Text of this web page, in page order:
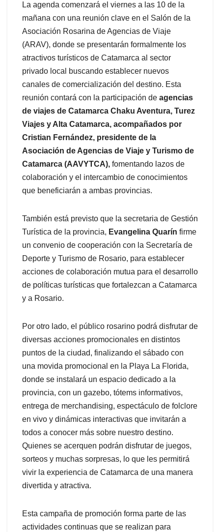
La agenda comenzará el viernes a las 10 de la
mañana con una reunión clave en el Salón de la
Asociación Rosarina de Agencias de Viaje
(ARAV), donde se presentarán formalmente los
atractivos turísticos de Catamarca al sector
privado local buscando establecer nuevos
canales de comercialización del destino. Esta
reunión contará con la participación de agencias
de viajes de Catamarca Chaku Aventura, Turez
Viajes y Alta Catamarca, acompañados por
Cristian Fernández, presidente de la
Asociación de Agencias de Viaje y Turismo de
Catamarca (AAVYTCA), fomentando lazos de
colaboración y el intercambio de conocimientos
que beneficiarán a ambas provincias.
También está previsto que la secretaria de Gestión
Turística de la provincia, Evangelina Quarín firme
un convenio de cooperación con la Secretaría de
Deporte y Turismo de Rosario, para establecer
acciones de colaboración mutua para el desarrollo
de políticas turísticas que fortalezcan a Catamarca
y a Rosario.
Por otro lado, el público rosarino podrá disfrutar de
diversas acciones promocionales en distintos
puntos de la ciudad, finalizando el sábado con
una movida promocional en la Playa La Florida,
donde se instalará un espacio dedicado a la
provincia, con un gazebo, tótems informativos,
entrega de merchandising, espectáculo de folclore
en vivo y dinámicas interactivas que invitarán a
todos a conocer más sobre nuestro destino.
Quienes se acerquen podrán disfrutar de juegos,
sorteos y muchas sorpresas, lo que les permitirá
vivir la experiencia de Catamarca de una manera
divertida y atractiva.
Esta campaña de promoción forma parte de las
actividades continuas que se realizan para